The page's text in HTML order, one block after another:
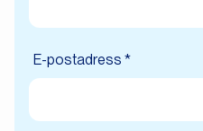
E-postadress *